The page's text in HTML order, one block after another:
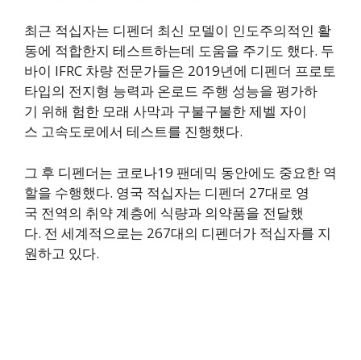
최근 적십자는 디펜더 최신 모델이 인도주의적인 활
동에 적합한지 테스트하는데 도움을 주기도 했다. 두
바이 IFRC 차량 전문가들은 2019년에 디펜더 프로토
타입의 전지형 능력과 온로드 주행 성능을 평가하
기 위해 험한 모래 사막과 구불구불한 제벨 자이
스 고속도로에서 테스트를 진행했다.
그 후 디펜더는 코로나19 팬데믹 동안에도 중요한 역
할을 수행했다. 영국 적십자는 디펜더 27대로 영
국 전역의 취약 계층에 식량과 의약품을 전달했
다. 전 세계적으로는 267대의 디펜더가 적십자를 지
원하고 있다.